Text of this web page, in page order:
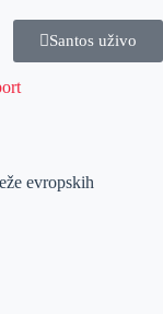
Santos uživo
evropskih